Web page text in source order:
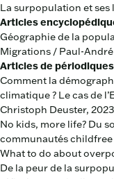
La surpopulation et ses
Articles
Géographie de la
Migrations / Paul-
Articles de périodiques
Comment la
climatique ? Le cas de
Christoph Deuster,
No kids, more life? Du
communautés childfree
What to do about
De la peur de la